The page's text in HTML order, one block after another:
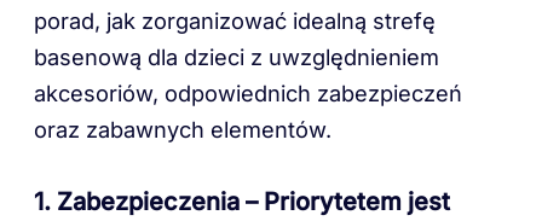
porad, jak zorganizować idealną strefę
basenową dla dzieci z uwzględnieniem
akcesoriów, odpowiednich zabezpieczeń
oraz zabawnych elementów.
1. Zabezpieczenia – Priorytetem jest